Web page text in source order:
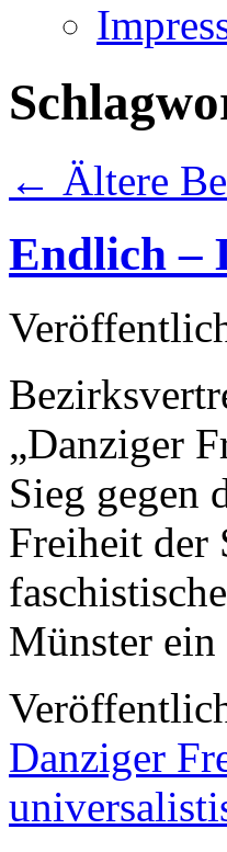
← Ältere
Endlich –
„Danziger
Sieg gegen
Freiheit der
Münster
Danziger